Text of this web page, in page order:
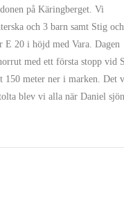
på Käringberget. Vi
och 3 barn samt Stig och
E 20 i höjd med Vara. Dagen
med ett första stopp vid
150 meter ner i marken. Det
blev vi alla när Daniel